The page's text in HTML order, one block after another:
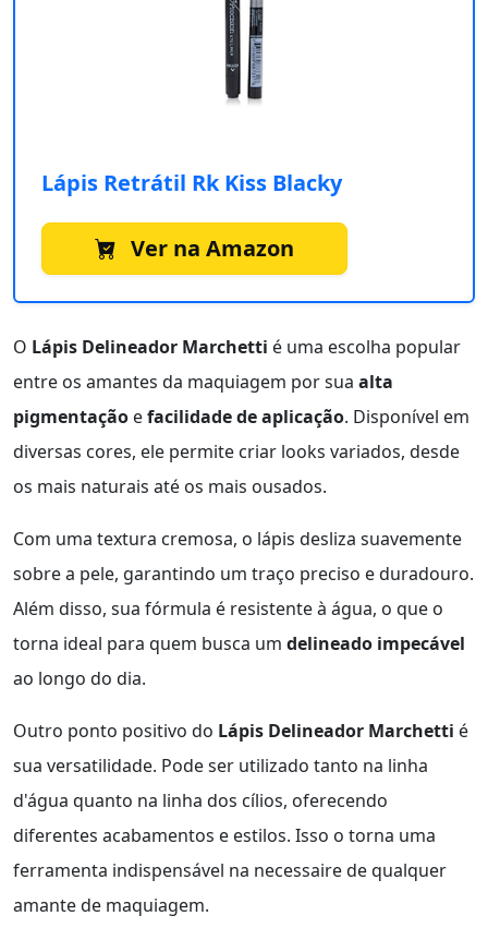
Lápis Retrátil Rk Kiss Blacky
Ver na Amazon
O Lápis Delineador Marchetti é uma escolha popular
entre os amantes da maquiagem por sua alta
pigmentação efacilidade de aplicação. Disponível em
diversas cores, ele permite criar looks variados, desde
os mais naturais até os mais ousados.
Com uma textura cremosa, o lápis desliza suavemente
sobre a pele, garantindo um traço preciso e duradouro.
Além disso, sua fórmula é resistente à água, o que o
torna ideal para quem busca um delineado impecável
ao longo do dia.
Outro ponto positivo do Lápis Delineador Marchetti é
sua versatilidade. Pode ser utilizado tanto na linha
d'água quanto na linha dos cílios, oferecendo
diferentes acabamentos e estilos. Isso o torna uma
ferramenta indispensável na necessaire de qualquer
amante de maquiagem.